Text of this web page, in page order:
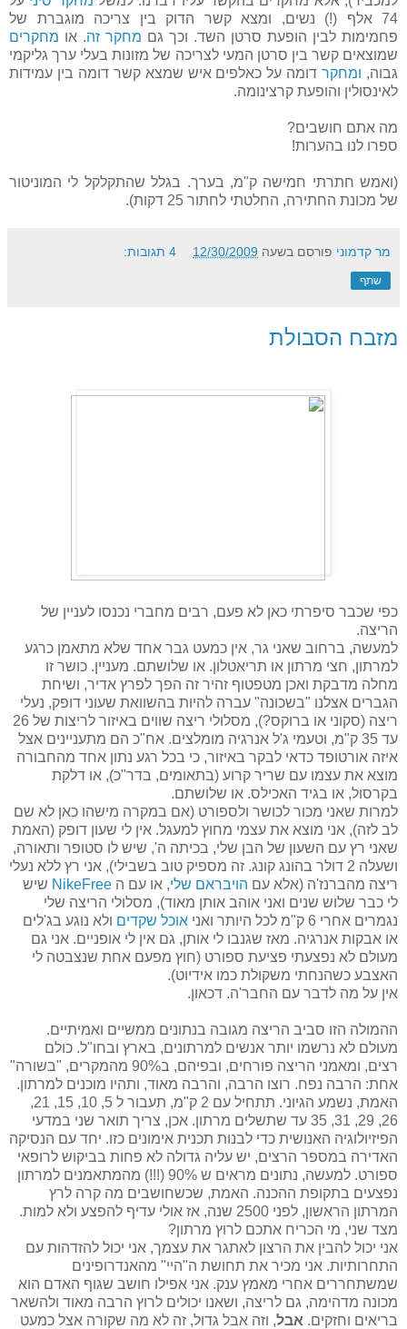
74 אלף (!) נשים, ומצא קשר הדוק בין צריכה מוגברת של
פחמימות לבין הופעת סרטן השד. וכך גם מחקר זה. או מחקרים
שמוצאים קשר בין סרטן המעי לצריכה של מזונות בעלי ערך גליקמי
גבוה, ומחקר דומה על כאלפים איש שמצא קשר דומה בין עמידות
לאינסולין והופעת קרצינומה.
מה אתם חושבים?
ספרו לנו בהערות!
(ואמש חתרתי חמישה ק"מ, בערך. בגלל שהתקלקל לי המוניטור
של מכונת החתירה, החלטתי לחתור 25 דקות).
מר קדמוני פורסם בשעה 12/30/2009 4 תגובות:
שתף
מזבח הסבולת
כפי שכבר סיפרתי כאן לא פעם, רבים מחברי נכנסו לעניין של
הריצה.
למעשה, ברחוב שאני גר, אין כמעט גבר אחד שלא מתאמן כרגע
למרתון, חצי מרתון או תריאטלון. או שלושתם. מעניין. כושר זו
מחלה מדבקת ואכן מטפטוף זהיר זה הפך לפרץ אדיר, ושיחת
הגברים אצלנו "בשכונה" עברה להיות בהשוואת שעוני דופק, נעלי
ריצה (סקוני או ברוקס?), מסלולי ריצה שווים באיזור לריצות של 26
עד 35 ק"מ, וטעמי ג'ל אנרגיה מומלצים. אח"כ הם מתעניינים אצל
איזה אורטופד כדאי לבקר באיזור, כי בכל רגע נתון אחד מהחבורה
מוצא את עצמו עם שריר קרוע (בתאומים, בדר"כ), או דלקת
בקרסול, או בגיד האכילס. או שלושתם.
למרות שאני מכור לכושר ולספורט (אם במקרה מישהו כאן לא שם
לב לזה), אני מוצא את עצמי מחוץ למעגל. אין לי שעון דופק (האמת
שאני רץ עם השעון של הבן שלי, בכיתה ה', שיש לו סטופר ותאורה,
ושעלה 2 דולר בהונג קונג. זה מספיק טוב בשבילי), אני רץ ללא נעלי
ריצה מהברנז'ה (אלא עם הויבראם שלי, או עם ה NikeFree שיש
לי כבר שלוש שנים ואני אוהב אותן מאוד), מסלולי הריצה שלי
נגמרים אחרי 6 ק"מ לכל היותר ואני
אוכל שקדים ולא נוגע בג'לים
או אבקות אנרגיה. מאז שגנבו לי אותן, גם אין לי אופניים. אני גם
מעולם לא נפצעתי פציעת ספורט (חוץ מפעם אחת שנצבטה לי
האצבע כשהנחתי משקולת כמו אידיוט).
אין על מה לדבר עם החבר'ה. דכאון.
ההמולה הזו סביב הריצה מגובה בנתונים ממשיים ואמיתיים.
מעולם לא נרשמו יותר אנשים למרתונים, בארץ ובחו"ל. כולם
רצים, ומאמני הריצה פורחים, ובפיהם, ב90% מהמקרים, "בשורה"
אחת: הרבה נפח. רוצו הרבה, והרבה מאוד, ותהיו מוכנים למרתון.
האמת, נשמע הגיוני. תתחיל עם 2 ק"מ, תעבור ל 5, 10, 15, 21,
26, 29, 31, 35 עד שתשלים מרתון. אכן, צריך תואר שני במדעי
הפיזיולוגיה האנושית כדי לבנות תכנית אימונים כזו. יחד עם הנסיקה
האדירה במספר הרצים, יש עליה גדולה לא פחות בביקוש לרופאי
ספורט. למעשה, נתונים מראים ש 90% (!!!) מהמתאמנים למרתון
נפצעים בתקופת ההכנה. האמת, שכשחושבים מה קרה לרץ
המרתון הראשון, לפני 2500 שנה, אז אולי עדיף להפצע ולא למות.
מצד שני, מי הכריח אתכם לרוץ מרתון?
אני יכול להבין את הרצון לאתגר את עצמך, אני יכול להזדהות עם
התחרותיות. אני מכיר את תחושת ה"היי" מהאנדרופינים
שמשתחררים אחרי מאמץ ענק. אני אפילו חושב שגוף האדם הוא
מכונה מדהימה, גם לריצה, ושאנו יכולים לרוץ הרבה מאוד ולהשאר
בריאים וחזקים. אבל, וזה אבל גדול, זה לא מה שקורה אצל כמעט